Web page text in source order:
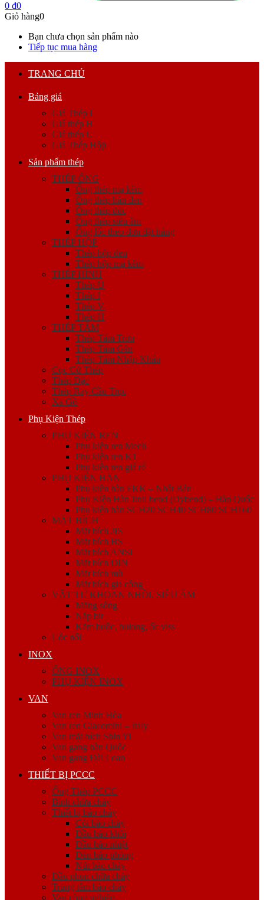
0 ₫0
Giỏ hàng0
Bạn chưa chọn sản phẩm nào
Tiếp tục mua hàng
TRANG CHỦ
Bảng giá
Giá Thép I
Giá thép H
Giá thép U
Giá Thép Hộp
Sản phẩm thép
THÉP ỐNG
Ống thép mạ kẽm
Ống thép hàn đen
Ống thép đúc
Ống thép siêu âm
Ống lốc theo đơn đặt hàng
THÉP HỘP
Thép hộp đen
Thép hộp mạ kẽm
THÉP HÌNH
Thép U
Thép I
Thép V
Thép H
THÉP TẤM
Thép Tấm Trơn
Thép Tấm Gân
Thép Tấm Nhập Khẩu
Cọc Cừ Thép
Thép Đặc
Thép Ray Cầu Trục
Xà Gồ
Phụ Kiện Thép
PHỤ KIỆN REN
Phụ kiện ren Mech
Phụ kiện ren K1
Phụ kiện ren giá rẻ
PHỤ KIỆN HÀN
Phụ kiện hàn FKK – Nhật Bản
Phụ Kiện Hàn Jinil bend (Dybend) – Hàn Quốc
Phụ kiện hàn SCH20 SCH40 SCH80 SCH160
MẶT BÍCH
Mặt bích JIS
Mặt bích BS
Mặt bích ANSI
Mặt bích DIN
Mặt bích mù
Mặt bích gia công
VẬT TƯ KHOAN NHỒI, SIÊU ÂM
Măng sông
Nắp bịt
Kẽm buộc, bulong, ốc viss
Cóc nối
INOX
ỐNG INOX
PHỤ KIỆN INOX
VAN
Van ren Minh Hòa
Van ren Giacomini – Italy
Van mặt bích Shin Yi
Van gang hàn Quốc
Van gang Đài Loan
THIẾT BỊ PCCC
Ống Thép PCCC
Bình chữa cháy
Thiết bị báo cháy
Còi báo cháy
Đầu báo khói
Đầu báo nhiệt
Đèn báo phòng
Nút báo cháy
Đầu phun chữa cháy
Trung tâm báo cháy
Van công nghiệp